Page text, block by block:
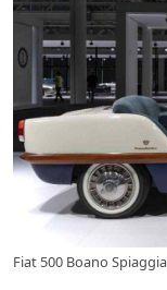
Fiat 500 Boano